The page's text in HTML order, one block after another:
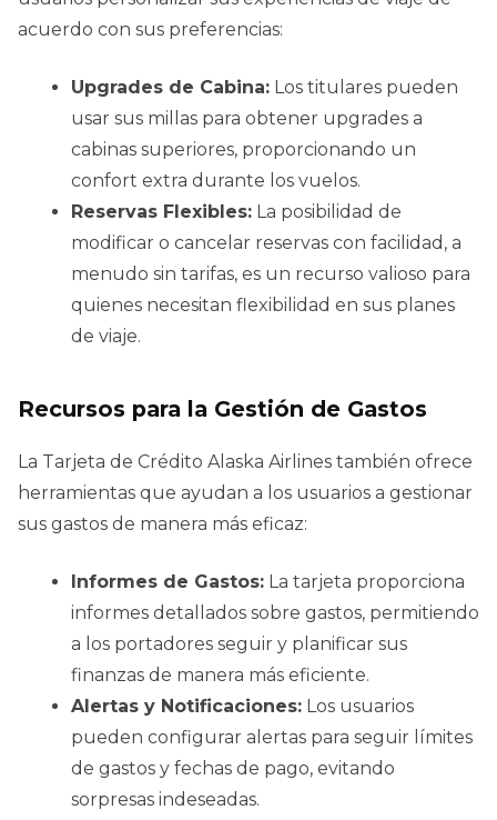
acuerdo con sus preferencias:
Upgrades de Cabina: Los titulares pueden
usar sus millas para obtener upgrades a
cabinas superiores, proporcionando un
confort extra durante los vuelos.
Reservas Flexibles: La posibilidad de
modificar o cancelar reservas con facilidad, a
menudo sin tarifas, es un recurso valioso para
quienes necesitan flexibilidad en sus planes
de viaje.
Recursos para la Gestión de Gastos
La Tarjeta de Crédito Alaska Airlines también ofrece
herramientas que ayudan a los usuarios a gestionar
sus gastos de manera más eficaz:
Informes de Gastos: La tarjeta proporciona
informes detallados sobre gastos, permitiendo
a los portadores seguir y planificar sus
finanzas de manera más eficiente.
Alertas y Notificaciones: Los usuarios
pueden configurar alertas para seguir límites
de gastos y fechas de pago, evitando
sorpresas indeseadas.